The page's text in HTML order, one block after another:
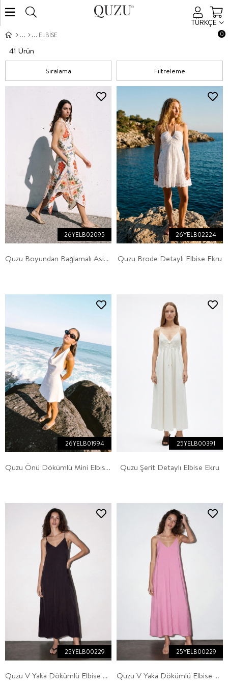
TÜRKÇE
0
ELBİSE
Filtreleme
Sıralama
41 Ürün
Quzu Boyundan Bağlamalı Asimetrik Elbise Krem
26YELB02095
Quzu Brode Detaylı Elbise Ekru
26YELB02224
Quzu Önü Dökümlü Mini Elbise Ekru
26YELB01994
Quzu Şerit Detaylı Elbise Ekru
25YELB00391
Quzu V Yaka Dökümlü Elbise Siyah
25YELB00229
Quzu V Yaka Dökümlü Elbise Pembe
25YELB00229